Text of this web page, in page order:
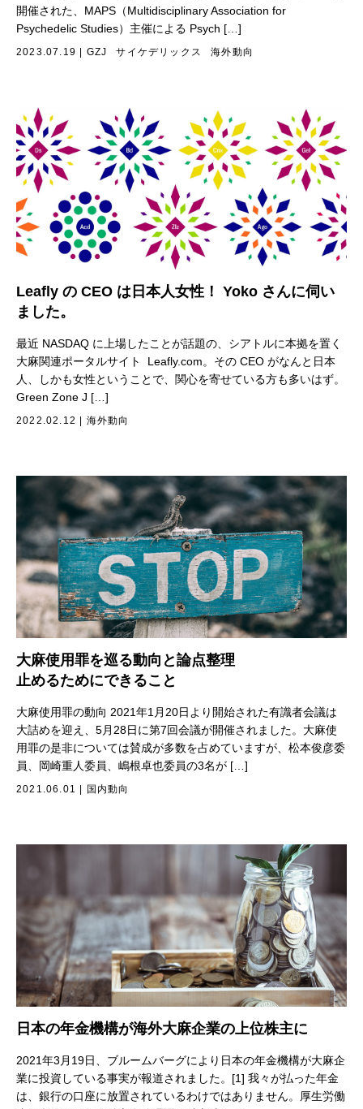
開催された、MAPS（Multidisciplinary Association for
Psychedelic Studies）主催による Psych […]
2023.07.19 GZJ サイケデリックス 海外動向
Leafly の CEO は日本人女性！ Yoko さんに伺い
ました。
最近 NASDAQ に上場したことが話題の、シアトルに本拠を置く
大麻関連ポータルサイト Leafly.com。その CEO がなんと日本
人、しかも女性ということで、関心を寄せている方も多いはず。
Green Zone J […]
2022.02.12 海外動向
大麻使用罪を巡る動向と論点整理
止めるためにできること
大麻使用罪の動向 2021年1月20日より開始された有識者会議は
大詰めを迎え、5月28日に第7回会議が開催されました。大麻使
用罪の是非については賛成が多数を占めていますが、松本俊彦委
員、岡崎重人委員、嶋根卓也委員の3名が […]
2021.06.01 国内動向
日本の年金機構が海外大麻企業の上位株主に
2021年3月19日、ブルームバーグにより日本の年金機構が大麻企
業に投資している事実が報道されました。[1] 我々が払った年金
は、銀行の口座に放置されているわけではありません。厚生労働